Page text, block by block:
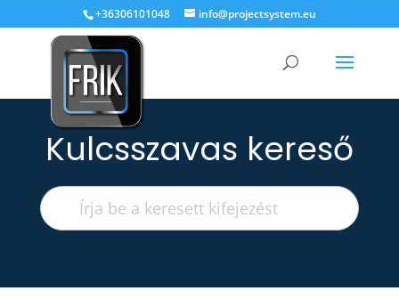
+36306101048 info@projectsystem.eu
Kulcsszavas kereső